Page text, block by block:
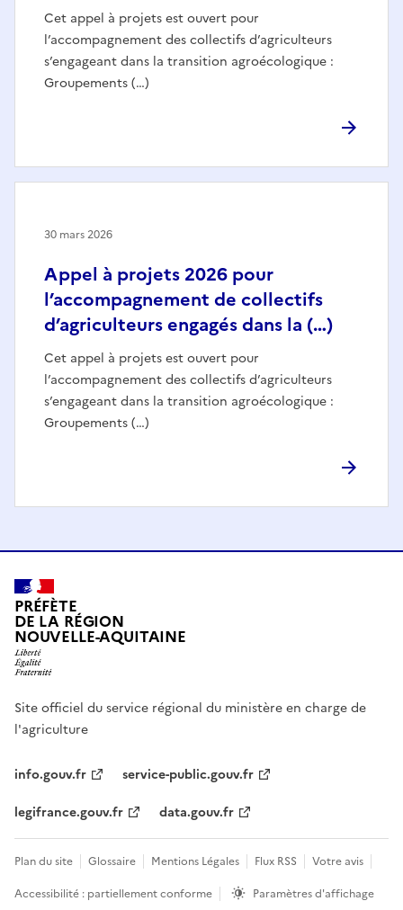
Cet appel à projets est ouvert pour
l’accompagnement des collectifs d’agriculteurs
s’engageant dans la transition agroécologique :
Groupements (…)
Appel à projets 2026 pour
l’accompagnement de collectifs
d’agriculteurs engagés dans la (…)
Cet appel à projets est ouvert pour
l’accompagnement des collectifs d’agriculteurs
s’engageant dans la transition agroécologique :
Groupements (…)
30 mars 2026
PRÉFÈTE
DE LA RÉGION
NOUVELLE-AQUITAINE
Site officiel du service régional du ministère en charge de
l'agriculture
info.gouv.fr
service-public.gouv.fr
legifrance.gouv.fr
data.gouv.fr
Plan du site Glossaire Mentions Légales Flux RSS
Votre avis
Accessibilité : partiellement conforme
Paramètres d'affichage